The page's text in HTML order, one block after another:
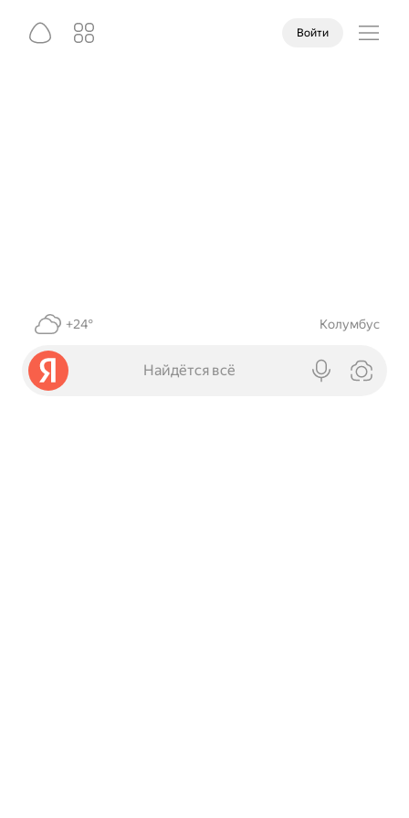
Войти
+24° Колумбус
Найдётся всё